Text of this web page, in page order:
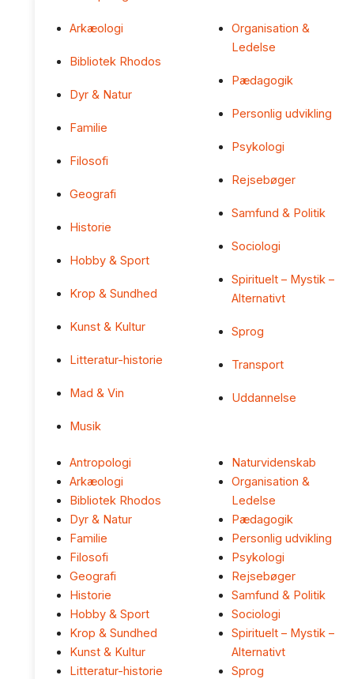
Arkæologi
Bibliotek Rhodos
Dyr & Natur
Familie
Filosofi
Geografi
Historie
Hobby & Sport
Krop & Sundhed
Kunst & Kultur
Litteratur-historie
Mad & Vin
Musik
Organisation &
Ledelse
Pædagogik
Personlig udvikling
Psykologi
Rejsebøger
Samfund & Politik
Sociologi
Spirituelt – Mystik –
Alternativt
Sprog
Transport
Uddannelse
Antropologi
Arkæologi
Bibliotek Rhodos
Dyr & Natur
Familie
Filosofi
Geografi
Historie
Hobby & Sport
Krop & Sundhed
Kunst & Kultur
Litteratur-historie
Naturvidenskab
Organisation &
Ledelse
Pædagogik
Personlig udvikling
Psykologi
Rejsebøger
Samfund & Politik
Sociologi
Spirituelt – Mystik –
Alternativt
Sprog